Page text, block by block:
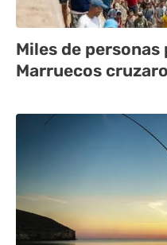
Miles de
Marruecos